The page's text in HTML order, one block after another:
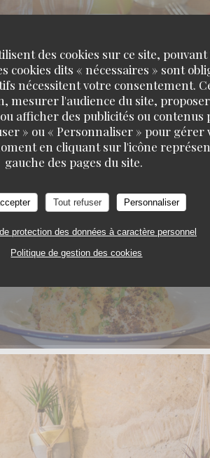
des cookies sur ce site,
cookies dits « nécessaires » sont
nécessitent votre consentement.
mesurer l'audience du site,
afficher des publicités ou
» ou « Personnaliser » pour gérer
en cliquant sur l'icône
gauche des pages du site.
Tout refuser Personnaliser
protection des données à caractère personnel
Politique de gestion des cookies
TAVLINE